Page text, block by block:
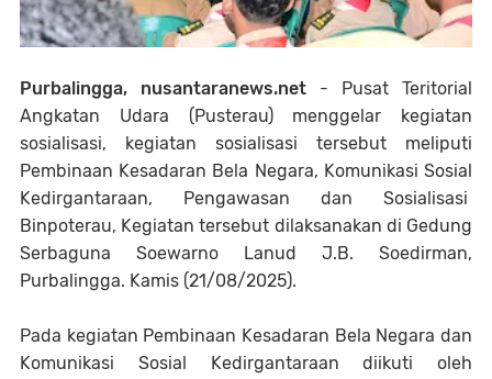
Purbalingga, nusantaranews.net - Pusat Teritorial
Angkatan Udara (Pusterau) menggelar kegiatan
sosialisasi, kegiatan sosialisasi tersebut meliputi
Pembinaan Kesadaran Bela Negara, Komunikasi Sosial
Kedirgantaraan, Pengawasan dan Sosialisasi
Binpoterau, Kegiatan tersebut dilaksanakan di Gedung
Serbaguna Soewarno Lanud J.B. Soedirman,
Purbalingga. Kamis (21/08/2025).
Pada kegiatan Pembinaan Kesadaran Bela Negara dan
Komunikasi Sosial Kedirgantaraan diikuti oleh